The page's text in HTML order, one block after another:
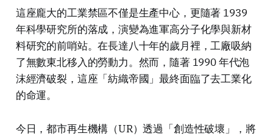
這座龐大的工業禁區不僅是生產中心，更隨著 1939
年科學研究所的落成，演變為進軍高分子化學與新材
料研究的前哨站。在長達八十年的歲月裡，工廠吸納
了無數東北移入的勞動力。然而，隨著 1990 年代泡
沫經濟破裂，這座「紡織帝國」最終面臨了去工業化
的命運。
今日，都市再生機構（UR）透過「創造性破壞」，將